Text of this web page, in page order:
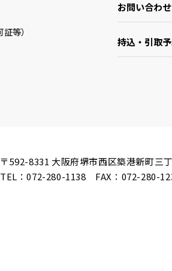
等）
お問い合わせ
持込・引取
〒592-8331 大阪府堺市西区築港新町三
TEL：072-280-1138 FAX：072-280-